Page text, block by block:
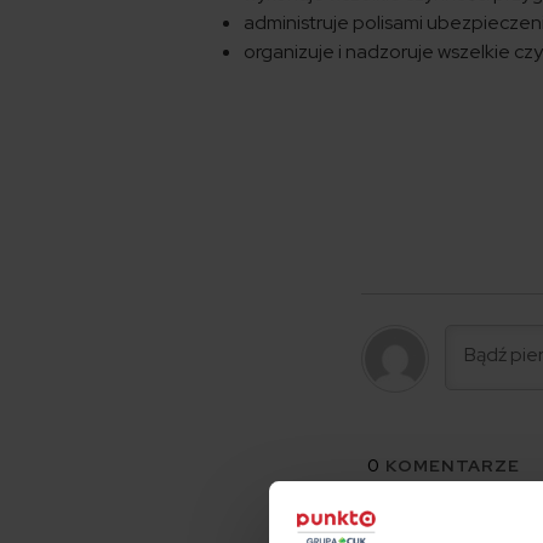
administruje polisami
organizuje i nadzoruje wszelkie
0 KOMENTARZE